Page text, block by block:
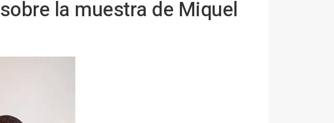
la muestra de Miquel